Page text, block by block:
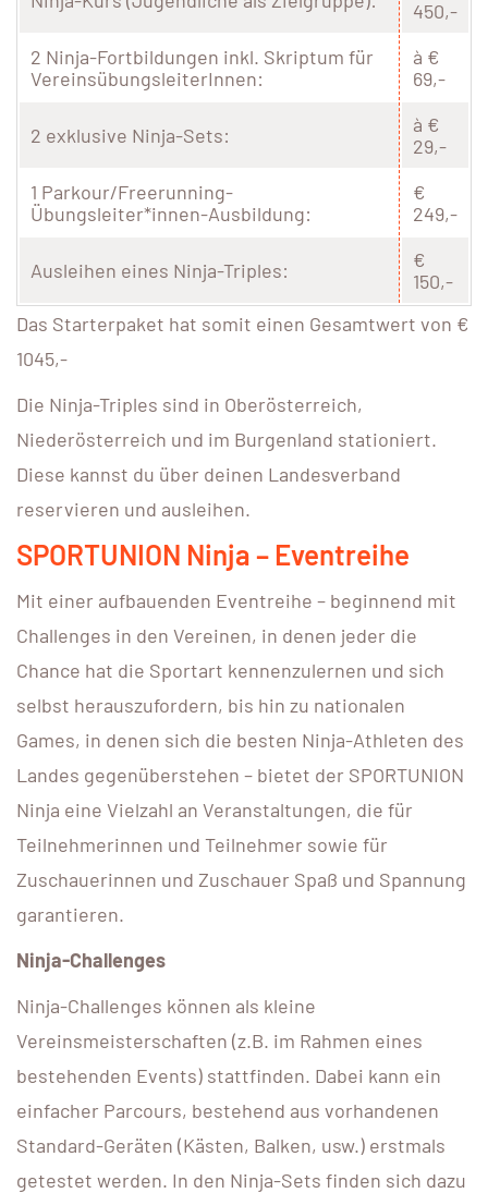
450,-
2 Ninja-Fortbildungen inkl. Skriptum für
VereinsübungsleiterInnen:
à €
69,-
2 exklusive Ninja-Sets:
à €
29,-
1 Parkour/Freerunning-
Übungsleiter*innen-Ausbildung:
€
249,-
Ausleihen eines Ninja-Triples:
€
150,-
Das Starterpaket hat somit einen Gesamtwert von €
1045,-
Die Ninja-Triples sind in Oberösterreich,
Niederösterreich und im Burgenland stationiert.
Diese kannst du über deinen Landesverband
reservieren und ausleihen.
SPORTUNION Ninja – Eventreihe
Mit einer aufbauenden Eventreihe – beginnend mit
Challenges in den Vereinen, in denen jeder die
Chance hat die Sportart kennenzulernen und sich
selbst herauszufordern, bis hin zu nationalen
Games, in denen sich die besten Ninja-Athleten des
Landes gegenüberstehen – bietet der SPORTUNION
Ninja eine Vielzahl an Veranstaltungen, die für
Teilnehmerinnen und Teilnehmer sowie für
Zuschauerinnen und Zuschauer Spaß und Spannung
garantieren.
Ninja-Challenges
Ninja-Challenges können als kleine
Vereinsmeisterschaften (z.B. im Rahmen eines
bestehenden Events) stattfinden. Dabei kann ein
einfacher Parcours, bestehend aus vorhandenen
Standard-Geräten (Kästen, Balken, usw.) erstmals
getestet werden. In den Ninja-Sets finden sich dazu